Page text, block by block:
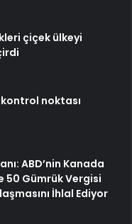
çiçek ülkeyi
noktası
ABD’nin Kanada
50 Gümrük Vergisi
İhlal Ediyor